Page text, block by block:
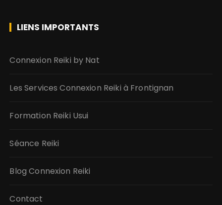
LIENS IMPORTANTS
Connexion Reiki by Nat
Les Services Connexion Reiki à Frontignan
Formation Reiki Usui
Séance Reiki
Blog Connexion Reiki
Contact